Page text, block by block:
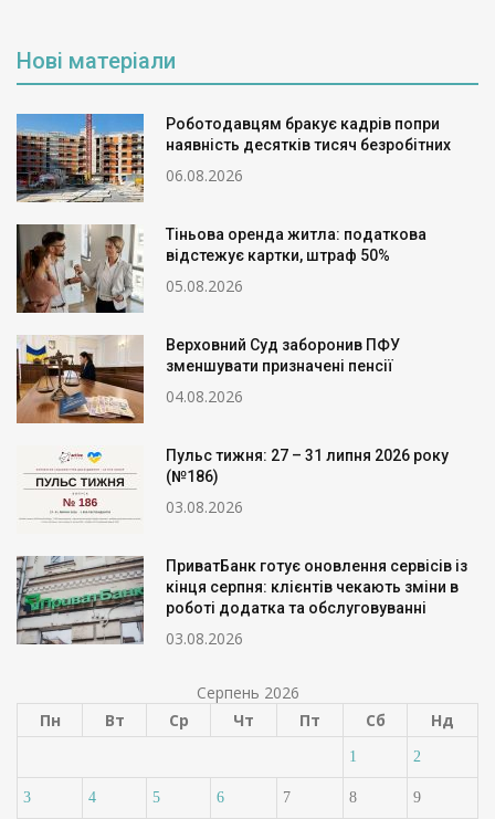
Нові матеріали
Роботодавцям бракує кадрів попри
наявність десятків тисяч безробітних
06.08.2026
Тіньова оренда житла: податкова
відстежує картки, штраф 50%
05.08.2026
Верховний Суд заборонив ПФУ
зменшувати призначені пенсії
04.08.2026
Пульс тижня: 27 – 31 липня 2026 року
(№186)
03.08.2026
ПриватБанк готує оновлення сервісів із
кінця серпня: клієнтів чекають зміни в
роботі додатка та обслуговуванні
03.08.2026
Серпень 2026
Пн
Вт Ср Чт Пт Сб Нд
1 2
3 4 5 6 7 8 9